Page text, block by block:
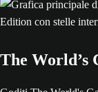
The World’s